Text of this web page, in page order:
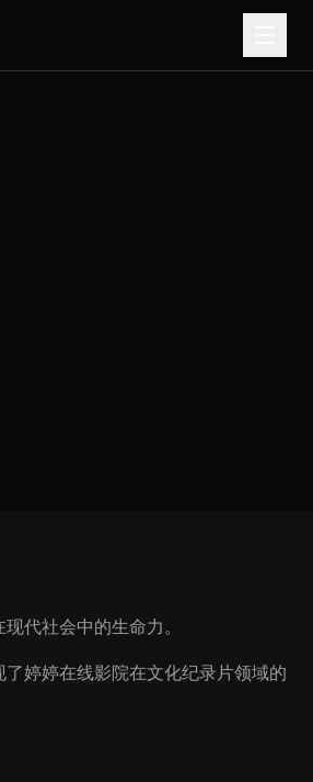
代社会中的生命力。
婷婷在线影院在文化纪录片领域的